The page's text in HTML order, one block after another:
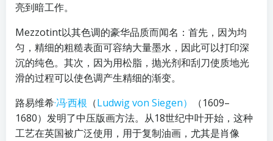
亮到暗工作。
Mezzotint以其色调的豪华品质而闻名：首先，因为均
匀，精细的粗糙表面可容纳大量墨水，因此可以打印深
沉的纯色。其次，因为用松脂，抛光剂和刮刀使质地光
滑的过程可以使色调产生精细的渐变。
路易维希·冯·西根 （Ludwig von Siegen）
（1609–
1680）发明了中压版画方法。从18世纪中叶开始，这种
工艺在英国被广泛使用，用于复制油画，尤其是肖像